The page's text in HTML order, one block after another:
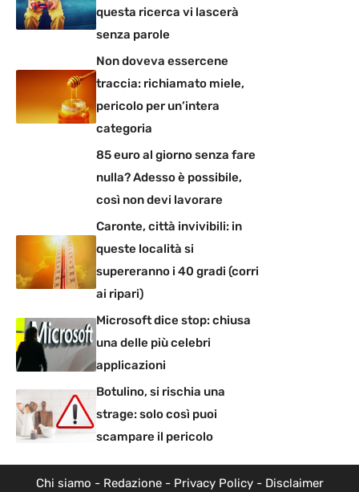
questa ricerca vi lascerà
senza parole
Non doveva essercene
traccia: richiamato miele,
pericolo per un’intera
categoria
85 euro al giorno senza fare
nulla? Adesso è possibile,
così non devi lavorare
Caronte, città invivibili: in
queste località si
supereranno i 40 gradi (corri
ai ripari)
Microsoft dice stop: chiusa
una delle più celebri
applicazioni
Botulino, si rischia una
strage: solo così puoi
scampare il pericolo
Chi siamo - Redazione- Privacy Policy- Disclaimer